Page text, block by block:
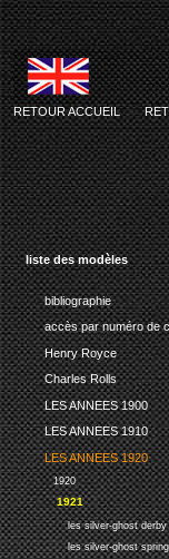
liste des modèles
bibliographie
accès par numéro de
Henry Royce
Charles Rolls
LES ANNEES 1900
LES ANNEES 1910
LES ANNEES 1920
1920
1921
les silver-ghost derby
les silver-ghost
RETOUR ACCUEIL-